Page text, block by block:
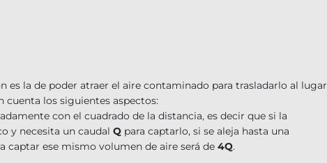
es la de poder atraer el aire contaminado para trasladarlo al lugar
cuenta los siguientes aspectos:
con el cuadrado de la distancia, es decir que si la
y necesita un caudal Qpara captarlo, si se aleja hasta una
captar ese mismo volumen de aire será de 4Q.